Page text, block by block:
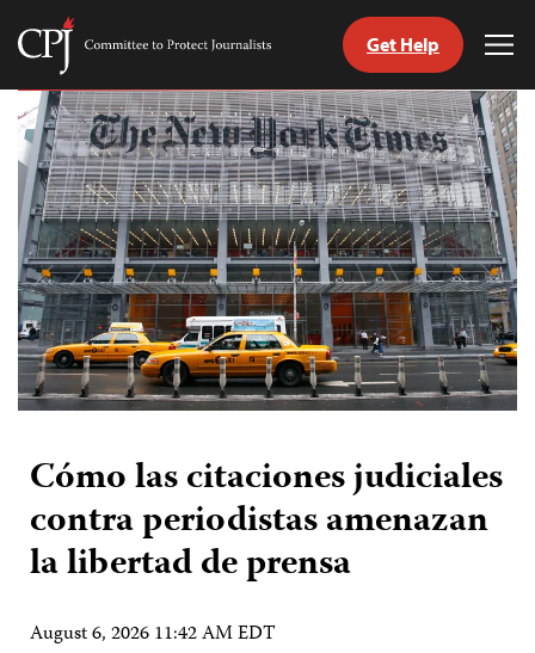
Skip
content
Committee
Protect
Journalists
Get Help
Cómo las citaciones judiciales
contra periodistas amenazan
la libertad de prensa
August 6, 2026 11:42 AM EDT